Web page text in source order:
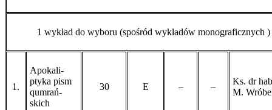
1 wykład do wyboru (spośród wykładów monograficznych )
1.
Apokali-
ptyka pism
qumrań-
skich
30 E – –
Ks. dr
M.